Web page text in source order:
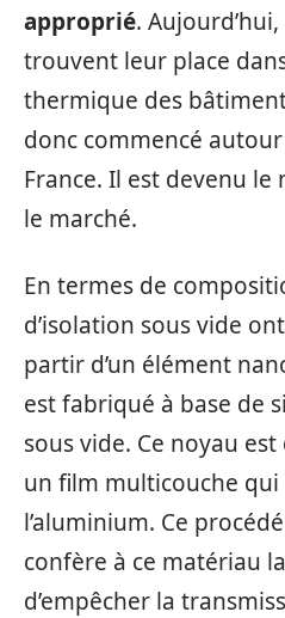
approprié.
trouvent leur place
thermique des
donc commencé
France. Il est devenu
le marché.
En termes de
d’isolation sous vide
partir d’un élément
est fabriqué à base de
sous vide. Ce noyau
un film multicouche
l’aluminium. Ce
confère à ce matériau
d’empêcher la